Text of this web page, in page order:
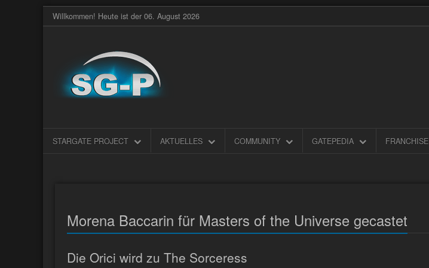
Willkommen! Heute ist der 06. August 2026
STARGATE PROJECT AKTUELLES COMMUNITY GATEPEDIA FRANCHISE
Morena Baccarin für Masters of the Universe gecastet
Die Orici wird zu The Sorceress